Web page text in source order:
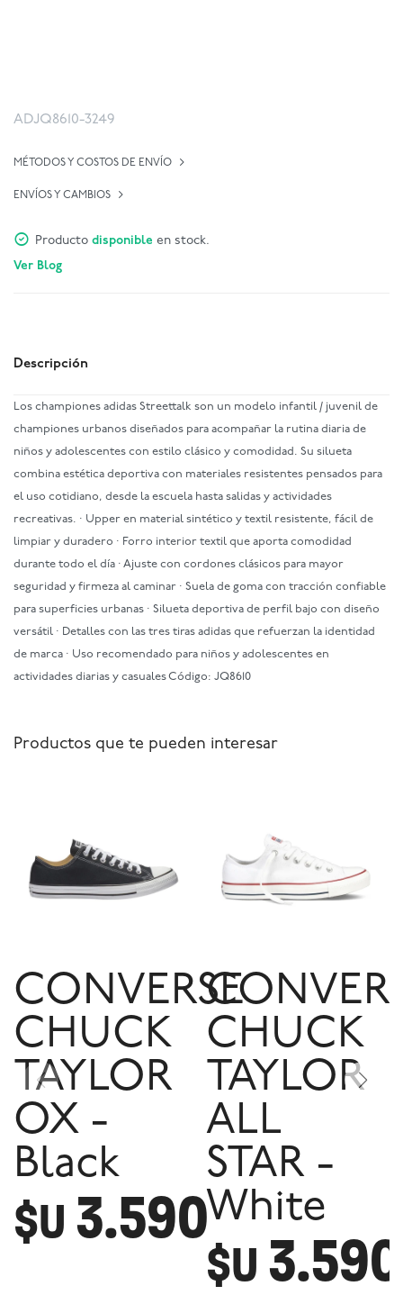
ADJQ8610-3249
MÉTODOS Y COSTOS DE ENVÍO
ENVÍOS Y CAMBIOS
Producto disponible en stock.
Ver Blog
Descripción
Los championes adidas Streettalk son un modelo infantil / juvenil de
championes urbanos diseñados para acompañar la rutina diaria de
niños y adolescentes con estilo clásico y comodidad. Su silueta
combina estética deportiva con materiales resistentes pensados para
el uso cotidiano, desde la escuela hasta salidas y actividades
recreativas. · Upper en material sintético y textil resistente, fácil de
limpiar y duradero · Forro interior textil que aporta comodidad
durante todo el día · Ajuste con cordones clásicos para mayor
seguridad y firmeza al caminar · Suela de goma con tracción confiable
para superficies urbanas · Silueta deportiva de perfil bajo con diseño
versátil · Detalles con las tres tiras adidas que refuerzan la identidad
de marca · Uso recomendado para niños y adolescentes en
actividades diarias y casuales Código: JQ8610
Productos que te pueden interesar
CONVERSE
CHUCK
TAYLOR
OX -
Black
$U 3.590
CHUCK
TAYLOR
ALL
STAR -
White
$U 3.590